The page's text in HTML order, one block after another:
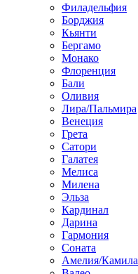
Филадельфия
Борджия
Кьянти
Бергамо
Монако
Флоренция
Бали
Оливия
Лира/Пальмира
Венеция
Грета
Сатори
Галатея
Мелиса
Милена
Эльза
Кардинал
Дарина
Гармония
Соната
Амелия/Камила